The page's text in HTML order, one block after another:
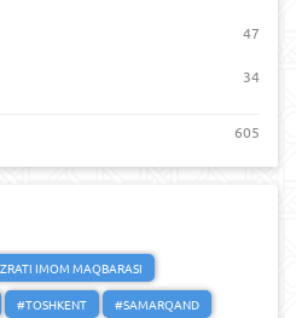
47
34
605
IMOM MAQBARASI
#TOSHKENT
#SAMARQAND